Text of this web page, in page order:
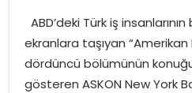
EKONOMI
MAGAZIN
ABD’deki Türk iş
ekranlara taşıyan “Amerikan
dördüncü bölümünün
gösteren ASKON New York